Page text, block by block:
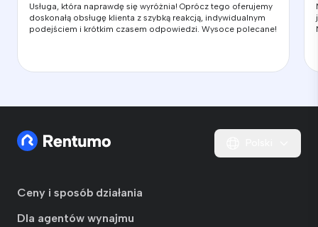
Usługa, która naprawdę się wyróżnia! Oprócz tego oferujemy
doskonałą obsługę klienta z szybką reakcją, indywidualnym
podejściem i krótkim czasem odpowiedzi. Wysoce polecane!
Ceny i sposób działania
Dla agentów wynajmu